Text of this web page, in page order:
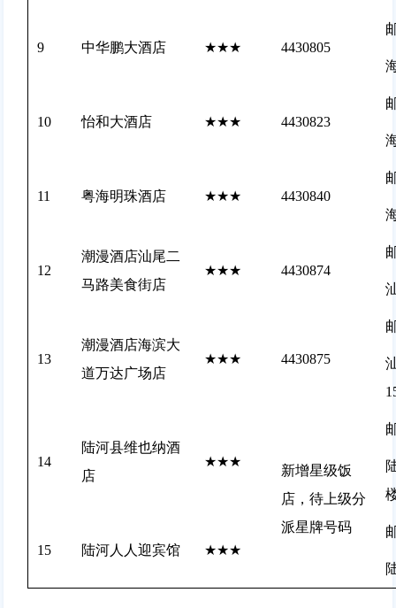
9 中华鹏大酒店 ★★★ 4430805
10 怡和大酒店 ★★★ 4430823
11 粤海明珠酒店 ★★★ 4430840
12
潮漫酒店汕尾二
马路美食街店
★★★ 4430874
13
潮漫酒店海滨大
道万达广场店
★★★ 4430875
14
陆河县维也纳酒
店
★★★
新增星级饭
店，待上级分
派星牌号码
15 陆河人人迎宾馆 ★★★